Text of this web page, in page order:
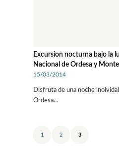
Excursion nocturna bajo la
Nacional de Ordesa y
15/03/2014
Disfruta de una noche
Ordesa…
1 2 3